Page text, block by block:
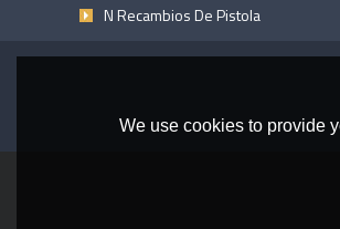
N Recambios De Pistola
We use cookies to provide